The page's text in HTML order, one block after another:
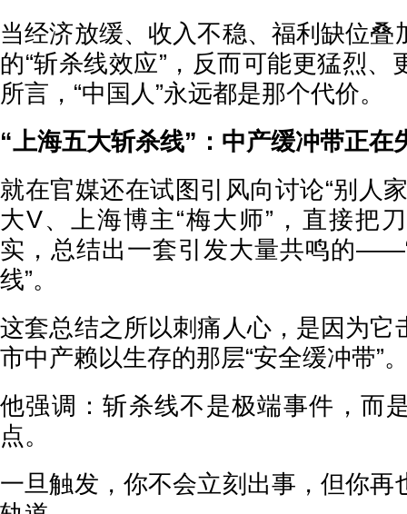
当经济放缓、收入不稳、福利缺位叠
的“斩杀线效应”，反而可能更猛烈、
所言，“中国人”永远都是那个代价。
“上海五大斩杀线”：中产缓冲带正在
就在官媒还在试图引风向讨论“别人
大V、上海博主“梅大师”，直接把
实，总结出一套引发大量共鸣的
线”。
这套总结之所以刺痛人心，是因为它
市中产赖以生存的那层“安全缓冲带”
他强调：斩杀线不是极端事件，而
点。
一旦触发，你不会立刻出事，但你再